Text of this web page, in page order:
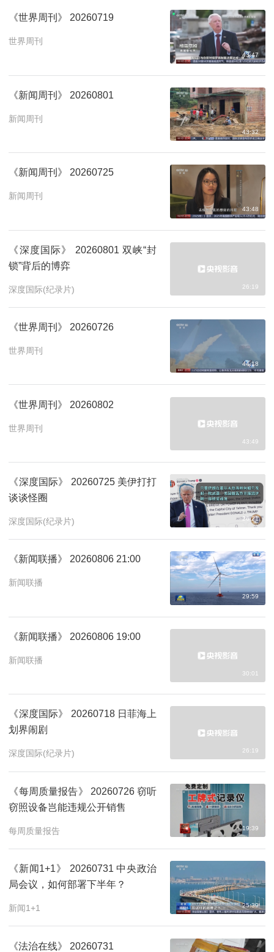
《世界周刊》 20260719
世界周刊
43:47
《新闻周刊》 20260801
新闻周刊
43:32
《新闻周刊》 20260725
新闻周刊
43:48
《深度国际》 20260801 双峡“封
锁”背后的博弈
深度国际(纪录片) 26:19
《世界周刊》 20260726
世界周刊
44:18
《世界周刊》 20260802
世界周刊
43:49
《深度国际》 20260725 美伊打打
谈谈怪圈
深度国际(纪录片) 26:21
《新闻联播》 20260806 21:00
新闻联播
29:59
《新闻联播》 20260806 19:00
新闻联播
30:01
《深度国际》 20260718 日菲海上
划界闹剧
深度国际(纪录片) 26:19
《每周质量报告》 20260726 窃听
窃照设备岂能违规公开销售
每周质量报告 19:39
《新闻1+1》 20260731 中央政治
局会议，如何部署下半年？
新闻1+1 25:39
《法治在线》 20260731